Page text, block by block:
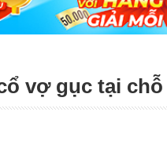
vợ gục tại chỗ